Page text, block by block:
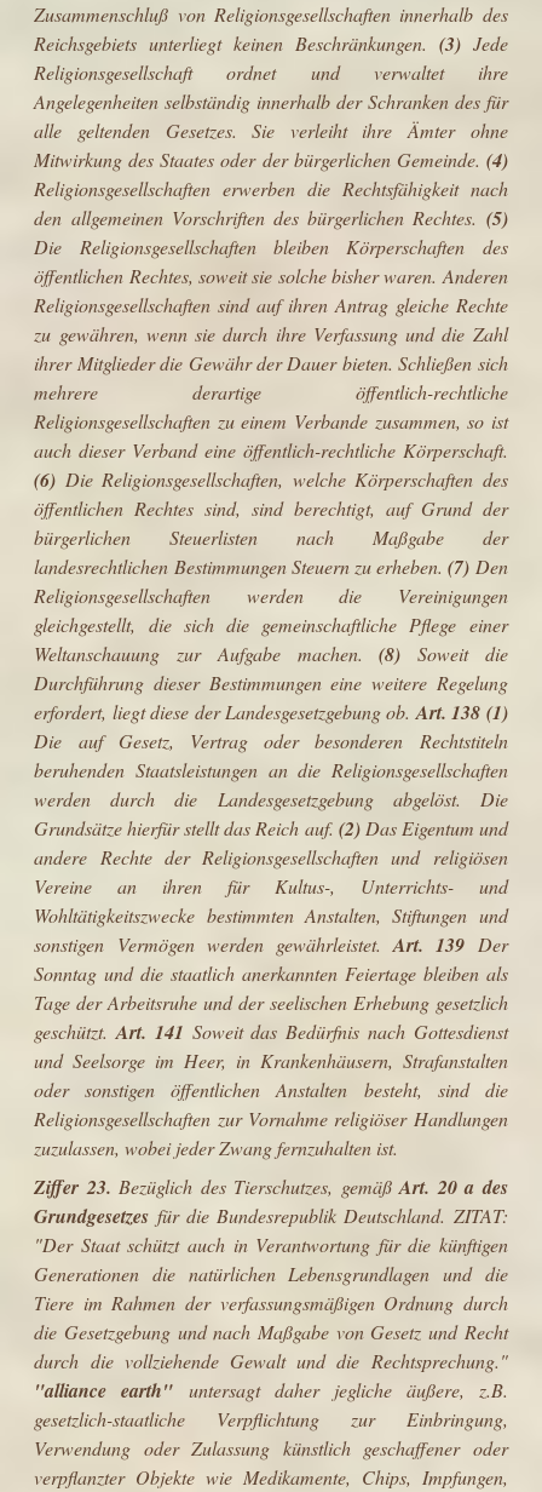
Zusammenschluß von Religionsgesellschaften innerhalb des
Reichsgebiets unterliegt keinen Beschränkungen. (3)Jede
Religionsgesellschaft ordnet und verwaltet ihre
Angelegenheiten selbständig innerhalb der Schranken des für
alle geltenden Gesetzes. Sie verleiht ihre Ämter ohne
Mitwirkung des Staates oder der bürgerlichen Gemeinde. (4)
Religionsgesellschaften erwerben die Rechtsfähigkeit nach
den allgemeinen Vorschriften des bürgerlichen Rechtes. (5)
Die Religionsgesellschaften bleiben Körperschaften des
öffentlichen Rechtes, soweit sie solche bisher waren. Anderen
Religionsgesellschaften sind auf ihren Antrag gleiche Rechte
zu gewähren, wenn sie durch ihre Verfassung und die Zahl
ihrer Mitglieder die Gewähr der Dauer bieten. Schließen sich
mehrere derartige öffentlich-rechtliche
Religionsgesellschaften zu einem Verbande zusammen, so ist
auch dieser Verband eine öffentlich-rechtliche Körperschaft.
(6) Die Religionsgesellschaften, welche Körperschaften des
öffentlichen Rechtes sind, sind berechtigt, auf Grund der
bürgerlichen Steuerlisten nach Maßgabe der
landesrechtlichen Bestimmungen Steuern zu erheben.(7) Den
Religionsgesellschaften werden die Vereinigungen
gleichgestellt, die sich die gemeinschaftliche Pflege einer
Weltanschauung zur Aufgabe machen.(8) Soweit die
Durchführung dieser Bestimmungen eine weitere Regelung
erfordert, liegt diese der Landesgesetzgebung ob. Art. 138 (1)
Die auf Gesetz, Vertrag oder besonderen Rechtstiteln
beruhenden Staatsleistungen an die Religionsgesellschaften
werden durch die Landesgesetzgebung abgelöst. Die
Grundsätze hierfür stellt das Reich auf. (2)Das Eigentum und
andere Rechte der Religionsgesellschaften und religiösen
Vereine an ihren für Kultus-, Unterrichts- und
Wohltätigkeitszwecke bestimmten Anstalten, Stiftungen und
sonstigen Vermögen werden gewährleistet.Art. 139 Der
Sonntag und die staatlich anerkannten Feiertage bleiben als
Tage der Arbeitsruhe und der seelischen Erhebung gesetzlich
geschützt.Art. 141 Soweit das Bedürfnis nach Gottesdienst
und Seelsorge im Heer, in Krankenhäusern, Strafanstalten
oder sonstigen öffentlichen Anstalten besteht, sind die
Religionsgesellschaften zur Vornahme religiöser Handlungen
zuzulassen, wobei jeder Zwang fernzuhalten ist.
Ziffer 23. Bezüglich des Tierschutzes, gemäßArt. 20 a des
Grundgesetzes für die Bundesrepublik Deutschland. ZITAT:
"Der Staat schützt auch in Verantwortung für die künftigen
Generationen die natürlichen Lebensgrundlagen und die
Tiere im Rahmen der verfassungsmäßigen Ordnung durch
die Gesetzgebung und nach Maßgabe von Gesetz und Recht
durch die vollziehende Gewalt und die Rechtsprechung."
"alliance earth"untersagt daher jegliche äußere, z.B.
gesetzlich-staatliche Verpflichtung zur Einbringung,
Verwendung oder Zulassung künstlich geschaffener oder
verpflanzter Objekte wie Medikamente, Chips, Impfungen,